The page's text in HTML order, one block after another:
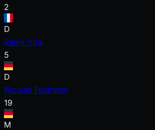
2
D
Rémy Vita
5
D
Nicolas Feldhahn
19
M